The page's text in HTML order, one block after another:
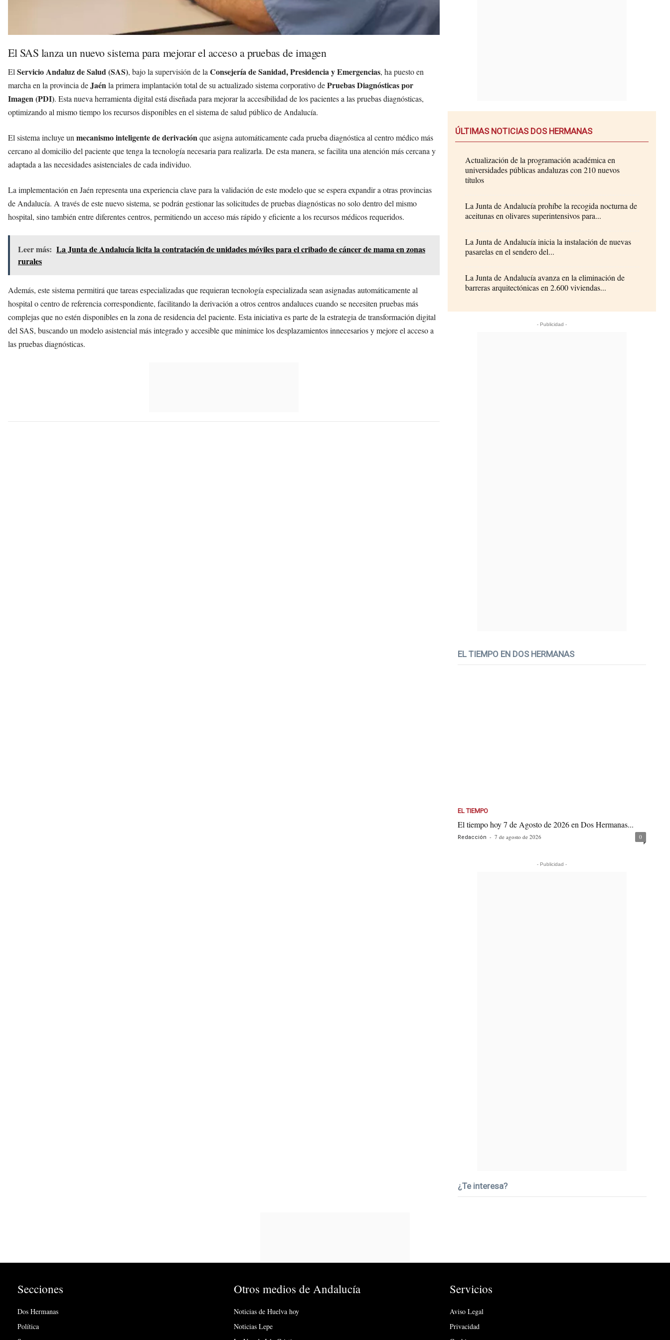
El SAS lanza un nuevo sistema para mejorar el acceso a pruebas de imagen
ElServicio Andaluz de Salud (SAS), bajo la supervisión de laConsejería de Sanidad, Presidencia y Emergencias, ha puesto en
marcha en la provincia deJaénla primera implantación total de su actualizado sistema corporativo dePruebas Diagnósticas por
Imagen (PDI). Esta nueva herramienta digital está diseñada para mejorar la accesibilidad de los pacientes a las pruebas diagnósticas,
optimizando al mismo tiempo los recursos disponibles en el sistema de salud público de Andalucía.
El sistema incluye unmecanismo inteligente de derivaciónque asigna automáticamente cada prueba diagnóstica al centro médico más
cercano al domicilio del paciente que tenga la tecnología necesaria para realizarla. De esta manera, se facilita una atención más cercana y
adaptada a las necesidades asistenciales de cada individuo.
La implementación en Jaén representa una experiencia clave para la validación de este modelo que se espera expandir a otras provincias
de Andalucía. A través de este nuevo sistema, se podrán gestionar las solicitudes de pruebas diagnósticas no solo dentro del mismo
hospital, sino también entre diferentes centros, permitiendo un acceso más rápido y eficiente a los recursos médicos requeridos.
Leer más: La Junta de Andalucía licita la contratación de unidades móviles para el cribado de cáncer de mama en zonas
rurales
Además, este sistema permitirá que tareas especializadas que requieran tecnología especializada sean asignadas automáticamente al
hospital o centro de referencia correspondiente, facilitando la derivación a otros centros andaluces cuando se necesiten pruebas más
complejas que no estén disponibles en la zona de residencia del paciente. Esta iniciativa es parte de la estrategia de transformación digital
del SAS, buscando un modelo asistencial más integrado y accesible que minimice los desplazamientos innecesarios y mejore el acceso a
las pruebas diagnósticas.
ÚLTIMAS NOTICIAS DOS HERMANAS
Actualización de la programación académica en
universidades públicas andaluzas con 210 nuevos
títulos
La Junta de Andalucía prohíbe la recogida nocturna de
aceitunas en olivares superintensivos para...
La Junta de Andalucía inicia la instalación de nuevas
pasarelas en el sendero del...
La Junta de Andalucía avanza en la eliminación de
barreras arquitectónicas en 2.600 viviendas...
- Publicidad -
EL TIEMPO EN DOS HERMANAS
EL TIEMPO
El tiempo hoy 7 de Agosto de 2026 en Dos Hermanas...
Redacción - 7 de agosto de 2026 0
- Publicidad -
¿Te interesa?
Secciones
Dos Hermanas
Política
Otros medios de Andalucía
Noticias de Huelva hoy
Noticias Lepe
Servicios
Aviso Legal
Privacidad